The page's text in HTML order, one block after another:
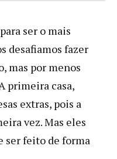
ser o mais
desafiamos fazer
mas por menos
primeira casa,
extras, pois a
vez. Mas eles
ser feito de forma